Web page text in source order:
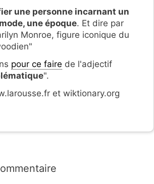
une personne incarnant un
une époque. Et dire par
Monroe, figure iconique du
pour ce faire de l'adjectif
".
et wiktionary.org